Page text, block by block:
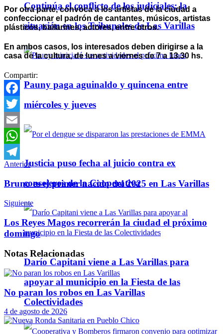
Continúa el conflicto de los judiciales: la
situación en los Tribunales de Las Varillas
Pauny paga aguinaldo y quincena entre
miércoles y jueves
Justicia puso fecha al juicio contra ex
consejeros de la Cooperativa
Darío Capitani viene a Las Varillas para
apoyar al municipio en la Fiesta de las
Colectividades
Por otra parte, convoca a los artistas de la ciudad a
confeccionar el padrón de cantantes, músicos, artistas
plásticos, bailarines, actores, entre otros.
En ambos casos, los interesados deben dirigirse a la
casa de la cultura, de lunes a viernes de 7 a 13.30 hs.
Compartir:
Facebook
Twitter
Email
WhatsApp
Telegram
Anterior
Bruno es el primer nacido del 2025 en Las Varillas
Siguiente
Los Reyes Magos recorrerán la ciudad el próximo
domingo
Notas Relacionadas
No paran los robos en Las Varillas
4 de agosto de 2026